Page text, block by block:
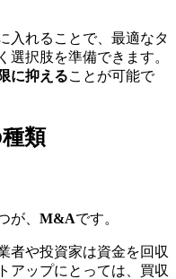
入れることで、最適なタ
選択肢を準備できます。
に抑えることが可能で
類
が、 M&Aです。
者や投資家は資金を回収
アップにとっては、買収